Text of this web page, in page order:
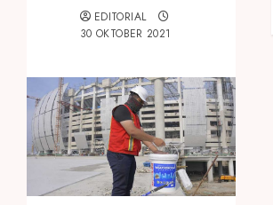
EDITORIAL
30 OKTOBER 2021